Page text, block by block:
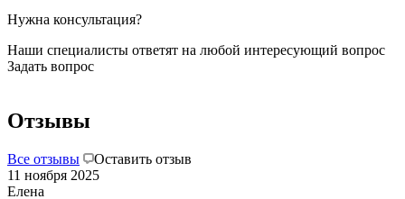
Нужна консультация?
Наши специалисты ответят на любой интересующий вопрос
Задать вопрос
Отзывы
Все отзывы
Оставить отзыв
11 ноября 2025
Елена